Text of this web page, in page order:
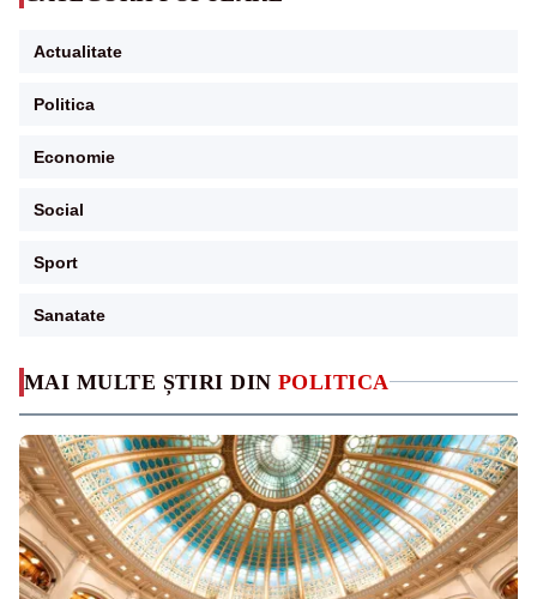
MAI MULTE ȘTIRI DIN POLITICA
Actualitate
Politica
Economie
Social
Sport
Sanatate